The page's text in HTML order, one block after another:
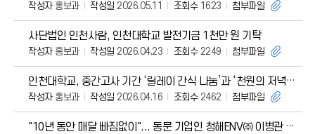
작성자홍보과 작성일 2026.05.11 조회수1623 첨부파일
사단법인 인천사람, 인천대학교 발전기금 1천만 원 기탁
작성자홍보과 작성일 2026.04.23 조회수2249 첨부파일
인천대학교, 중간고사 기간 ‘릴레이 간식 나눔’과 ‘천원의 저녁밥’으로 학생 응원 총력
작성자홍보과 작성일 2026.04.16 조회수2462 첨부파일
"10년 동안 매달 빠짐없이"... 동문 기업인 청해ENV㈜ 이병관 대표